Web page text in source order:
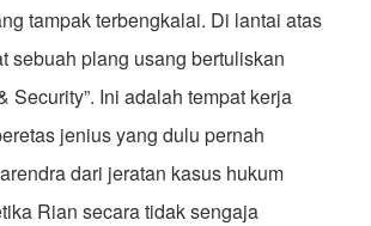
tampak terbengkalai. Di lantai atas
sebuah plang usang bertuliskan
Security”. Ini adalah tempat kerja
jenius yang dulu pernah
dari jeratan kasus hukum
Rian secara tidak sengaja